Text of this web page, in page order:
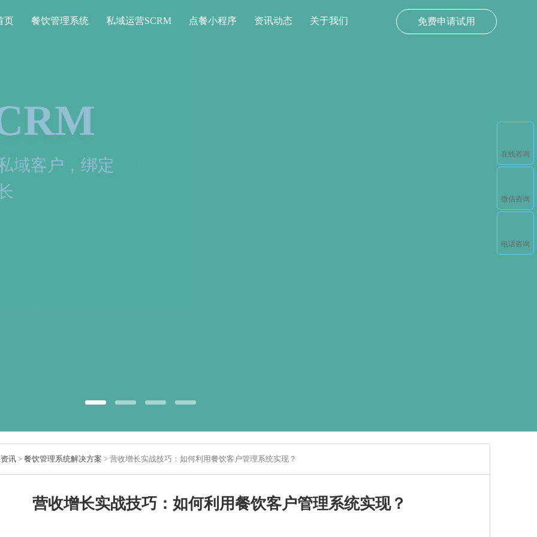
免费申请试用
页 餐饮管理系统 私域运营SCRM 点餐小程序 资讯动态 关于我们
、消费，一定程度
讯 > 餐饮管理系统解决方案 > 营收增长实战技巧：如何利用餐饮客户管理系统实现？
营收增长实战技巧：如何利用餐饮客户管理系统实现？
在线咨询
微信咨询
电话咨询